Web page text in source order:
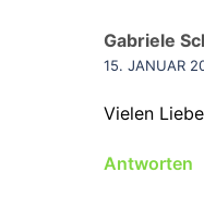
Gabriele
15. JANUAR
Vielen
Antworten